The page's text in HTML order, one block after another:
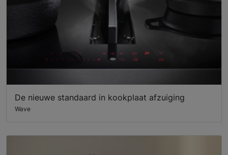
De nieuwe standaard in kookplaat afzuiging
Wave